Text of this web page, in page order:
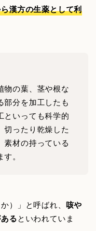
漢方の生薬として利
物の葉、茎や根な
部分を加工したも
といっても科学的
切ったり乾燥した
素材の持っている
。
）」と呼ばれ、 咳や
るといわれていま